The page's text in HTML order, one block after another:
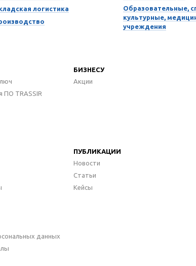
логистика
Образовательные,
культурные,
учреждения
ПО TRASSIR
БИЗНЕСУ
Акции
данных
ПУБЛИКАЦИИ
Новости
Статьи
Кейсы